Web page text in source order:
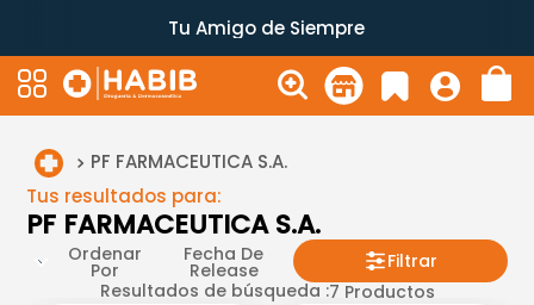
Tu Amigo de Siempre
PF FARMACEUTICA S.A.
Tus resultados para:
PF FARMACEUTICA S.A.
Ordenar
Por
Fecha De
Release
Filtrar
Resultados de búsqueda :7 Productos